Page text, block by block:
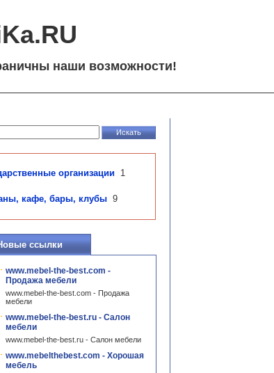
наши возможности!
организации 1
кафе, бары, клубы 9
ссылки
www.mebel-the-best.com -
Продажа мебели
www.mebel-the-best.com - Продажа
мебели
www.mebel-the-best.ru - Салон
мебели
www.mebel-the-best.ru - Салон мебели
www.mebelthebest.com - Хорошая
мебель